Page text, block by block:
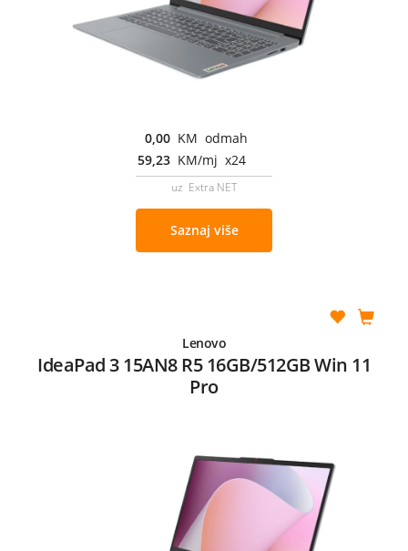
0,00 KM odmah
59,23 KM/mj x24
uz Extra NET
Saznaj više
Lenovo
IdeaPad 3 15AN8 R5 16GB/512GB Win 11
Pro